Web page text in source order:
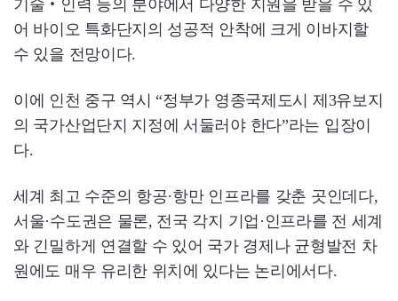
기술‧인력 등의 분야에서 다양한 지원을 받을 수 있
어 바이오 특화단지의 성공적 안착에 크게 이바지할
수 있을 전망이다.
이에 인천 중구 역시 “정부가 영종국제도시 제3유보지
의 국가산업단지 지정에 서둘러야 한다”라는 입장이
다.
세계 최고 수준의 항공·항만 인프라를 갖춘 곳인데다,
서울·수도권은 물론, 전국 각지 기업·인프라를 전 세계
와 긴밀하게 연결할 수 있어 국가 경제나 균형발전 차
원에도 매우 유리한 위치에 있다는 논리에서다.